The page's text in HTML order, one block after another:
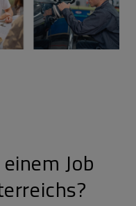
Job